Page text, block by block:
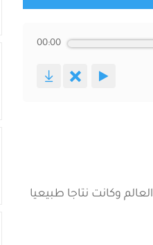
00:00
وكانت نتاجا طبيعيا